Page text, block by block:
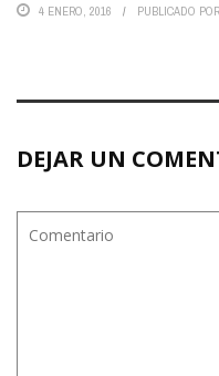
4 ENERO, 2016 PUBLICADO POR
DEJAR UN